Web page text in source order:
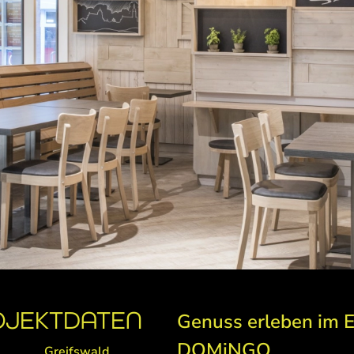
Genuss erleben im